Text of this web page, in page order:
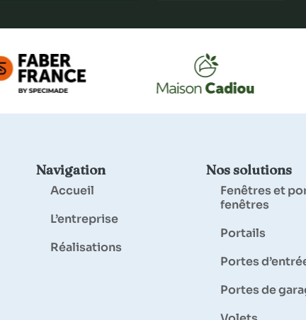
Navigation
Accueil
L’entreprise
Réalisations
Nos solutions
Fenêtres et
fenêtres
Portails
Portes
Portes de